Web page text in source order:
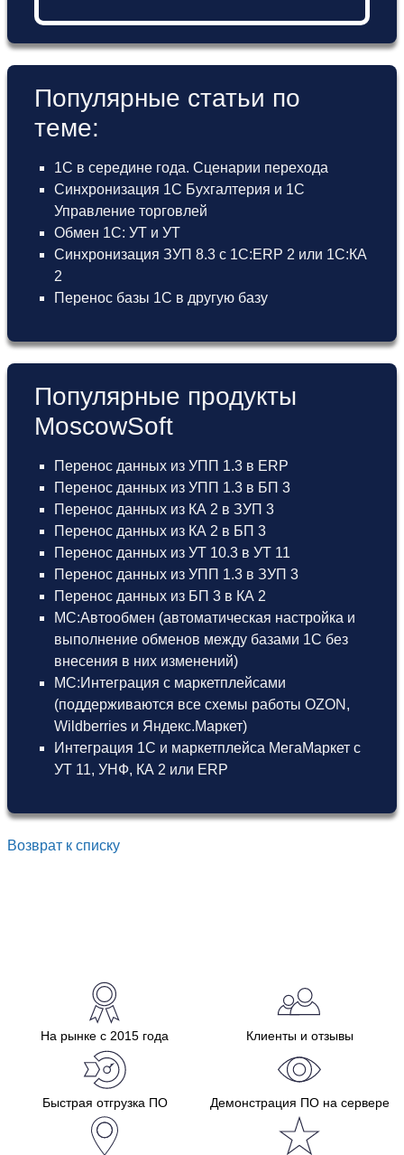
Популярные статьи по
теме:
1С в середине года. Сценарии перехода
Синхронизация 1С Бухгалтерия и 1С
Управление торговлей
Обмен 1С: УТ и УТ
Синхронизация ЗУП 8.3 с 1С:ERP 2 или 1С:КА
2
Перенос базы 1С в другую базу
Популярные продукты
MoscowSoft
Перенос данных из УПП 1.3 в ERP
Перенос данных из УПП 1.3 в БП 3
Перенос данных из КА 2 в ЗУП 3
Перенос данных из КА 2 в БП 3
Перенос данных из УТ 10.3 в УТ 11
Перенос данных из УПП 1.3 в ЗУП 3
Перенос данных из БП 3 в КА 2
МС:Автообмен (автоматическая настройка и
выполнение обменов между базами 1С без
внесения в них изменений)
МС:Интеграция с маркетплейсами
(поддерживаются все схемы работы OZON,
Wildberries и Яндекс.Маркет)
Интеграция 1С и маркетплейса МегаМаркет с
УТ 11, УНФ, КА 2 или ERP
Возврат к списку
На рынке с 2015 года Клиенты и отзывы
Быстрая отгрузка ПО Демонстрация ПО на сервере